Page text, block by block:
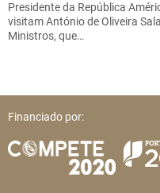
Presidente da República
visitam António de Oliveira
Ministros, que…
Financiado por: